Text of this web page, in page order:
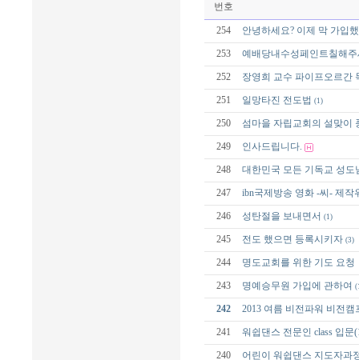
번호
254 안녕하세요? 이제 막 가입
253 예배당내수성페인트칠해
252 장영희 교수 파이프오르간
251 일망타진 전도법 (1)
250 섬마을 자립교회의 설맞이
249 인사드립니다.
248 대한민국 모든 기독교 성
247 ibn국제방송 영화 -씨- 제작
246 성탄절을 보내면서 (1)
245 전도 했으면 등록시키자 (3)
244 명도교회를 위한 기도 요청
243 명예승무원 가입에 관하여
242 2013 여름 비전파워 비전
241 워쉽댄스 전문인 class 입
240 어린이 워쉽댄스 지도자과